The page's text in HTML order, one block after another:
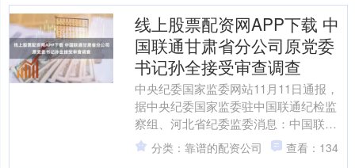
线上股票配资网APP下载 中
国联通甘肃省分公司原党委
书记孙全接受审查调查
中央纪委国家监委网站11月11日通报，
据中央纪委国家监委驻中国联通纪检监
察组、河北省纪委监委消息：中国联通
甘肃省分公司原党委书记、总经理孙全
涉嫌严重违纪违法，目....
分类：靠谱的配资公司 查看：134